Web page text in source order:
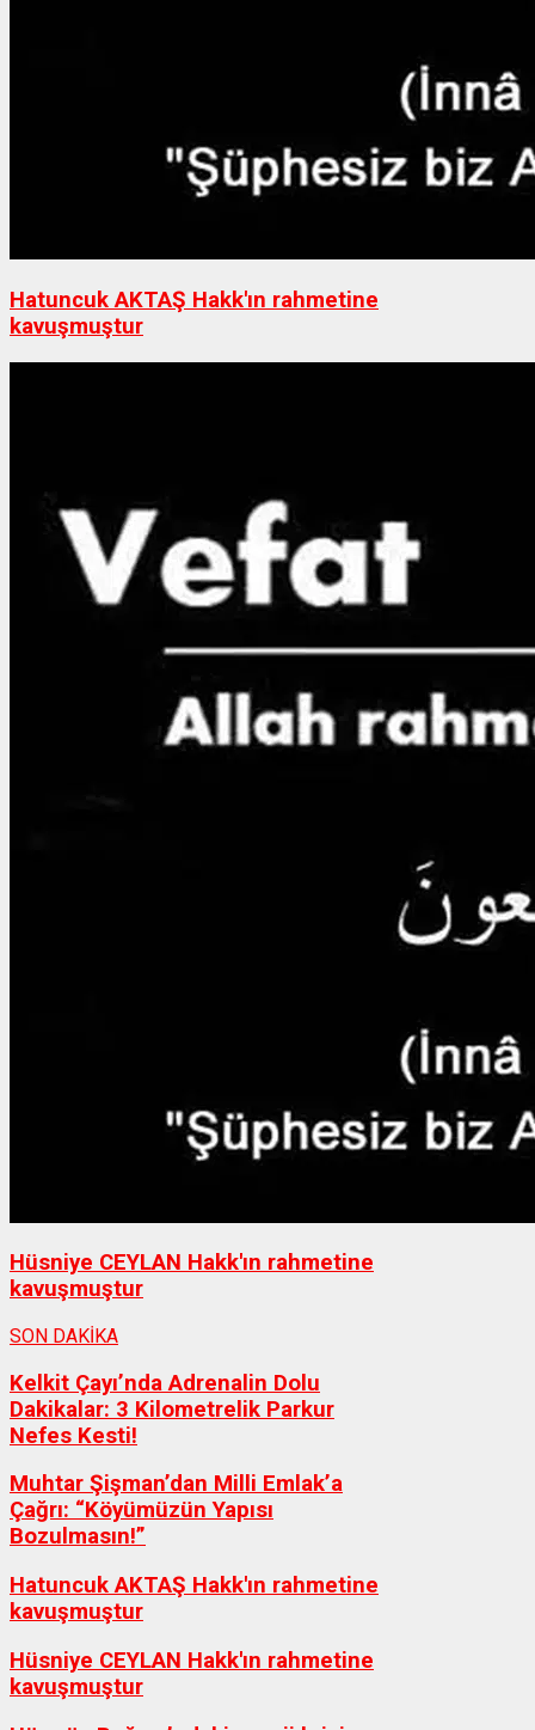
Hatuncuk AKTAŞ Hakk'ın rahmetine
kavuşmuştur
Hüsniye CEYLAN Hakk'ın rahmetine
kavuşmuştur
SON DAKİKA
Kelkit Çayı’nda Adrenalin Dolu
Dakikalar: 3 Kilometrelik Parkur
Nefes Kesti!
Muhtar Şişman’dan Milli Emlak’a
Çağrı: “Köyümüzün Yapısı
Bozulmasın!”
Hatuncuk AKTAŞ Hakk'ın rahmetine
kavuşmuştur
Hüsniye CEYLAN Hakk'ın rahmetine
kavuşmuştur